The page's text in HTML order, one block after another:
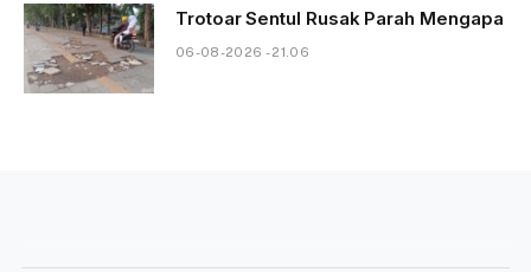
Trotoar Sentul Rusak Parah Mengapa
06-08-2026 - 21.06